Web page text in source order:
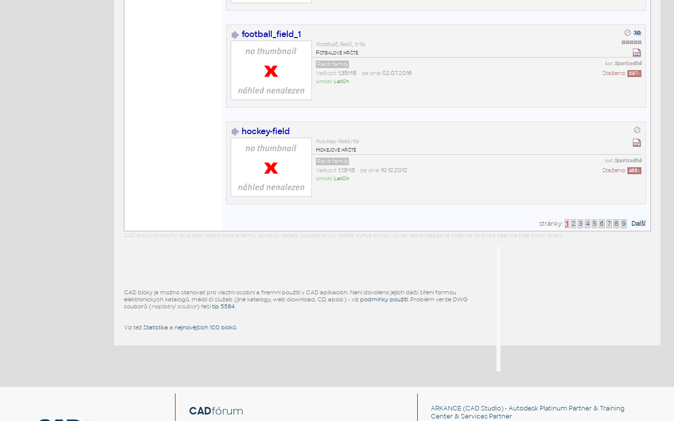
football_field_1
football_field_1.rfa
Fotbalové hřiště
kat:Sportoviště
Revit family
Staženo: 697x
Velikost 1,35MB• ze dne 02.07.2016
Umístil: LatCh
hockey-field
hockey-field.rfa
Hokejové hřiště
kat:Sportoviště
Revit family
Staženo: 466x
Velikost 1,13MB• ze dne 10.12.2012
Umístil: LatCh
stránky: 1 2 3 4 5 6 7 8 9 Další
CAD bloky: knihovny dwg blok rodiny rodina family symboly detaily součásti prvky stafáž buňka buňky výkres téma kategorie kolekce knižnica zdarma free block library
CAD bloky je možno stahovat pro vlastní osobní a firemní použití v CAD aplikacích. Není dovoleno jejich další šíření formou
elektronických katalogů, médií či služeb (jiné katalogy, web download, CD, apod.) - viz podmínky použití. Problém verze DWG
souborů (neplatný soubor) řešítip 5584.
Viz též Statistika a nejnovějších 100 bloků.
CADfórum ARKANCE (CAD Studio) - Autodesk Platinum Partner & Training
Center & Services Partner